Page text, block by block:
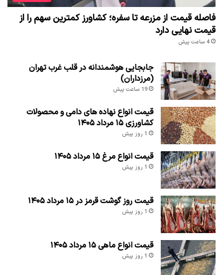
فاصله قیمت از مزرعه تا سفره؛ کشاورز کمترین سهم را از
قیمت نهایی دارد
4 ساعت پیش
جابجایی هوشمندانه در قلب غرب تهران
(مرزداران)
19 ساعت پیش
قیمت انواع نهاده های دامی و محصولات
کشاورزی ۱۵ مرداد ۱۴۰۵
1 روز پیش
قیمت انواع مرغ ۱۵ مرداد ۱۴۰۵
1 روز پیش
قیمت روز گوشت قرمز در ۱۵ مرداد ۱۴۰۵
1 روز پیش
قیمت انواع ماهی ۱۵ مرداد ۱۴۰۵
1 روز پیش